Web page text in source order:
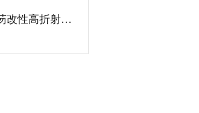
UV-9028 双酚芴改性高折射聚氨酯丙烯酸